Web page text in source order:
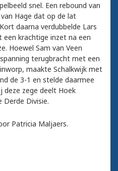
snel. Een rebound van
Hage dat op de lat
daarna verdubbelde Lars
krachtige inzet na een
Hoewel Sam van Veen
terugbracht met een
maakte Schalkwijk met
de 3-1 en stelde daarmee
deze zege deelt Hoek
Derde Divisie.
Patricia Maljaers.